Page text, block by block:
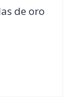
de oro